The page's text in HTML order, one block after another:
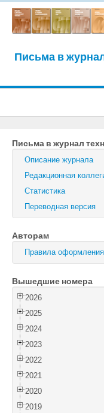
Письма в
Журнал
Письма в
Физика твердого
Физика и
Оптика и
Поиск
Войти
Письма в журнал
Описание журнала
Редакционная
Статистика
Переводная версия
Авторам
Правила
Вышедшие номера
2026
2025
2024
2023
2022
2021
2020
2019